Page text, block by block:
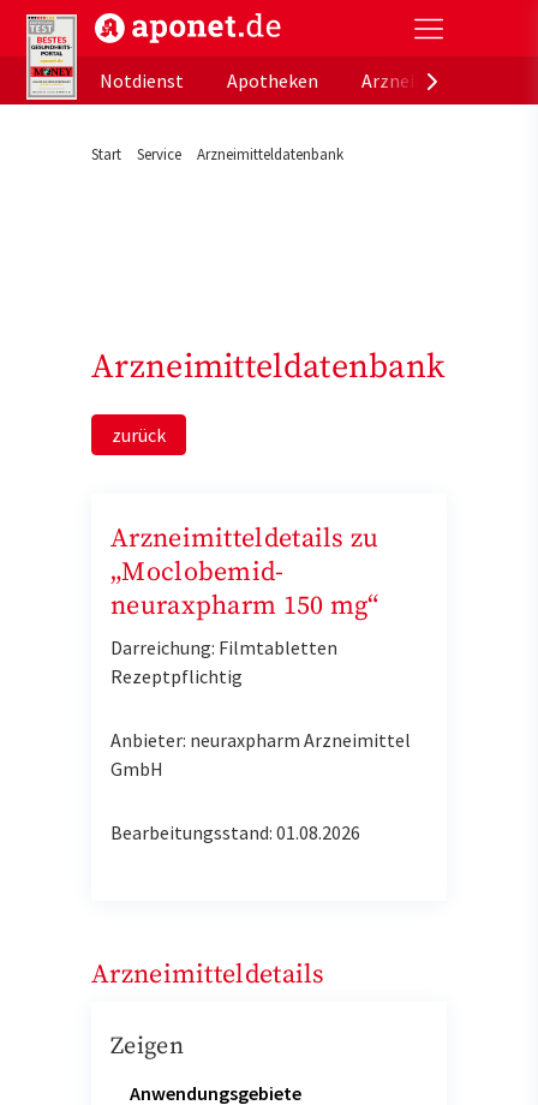
aponet.de - Das offizielle Gesundheitsportal der
Notdienst
Apotheken
Start Service Arzneimitteldatenbank
Arzneimitteldatenbank
zurück
Arzneimitteldetails zu
„Moclobemid-
neuraxpharm 150 mg“
Darreichung: Filmtabletten
Rezeptpflichtig
Anbieter: neuraxpharm Arzneimittel
GmbH
Bearbeitungsstand: 01.08.2026
Arzneimitteldetails
Zeigen
Anwendungsgebiete